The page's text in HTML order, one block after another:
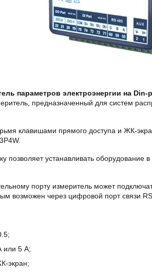
параметров электроэнергии на Din-
предназначенный для систем
клавишами прямого доступа и ЖК-
позволяет устанавливать оборудование
порту измеритель может
возможен через цифровой порт связи
или 5 А;
экран;